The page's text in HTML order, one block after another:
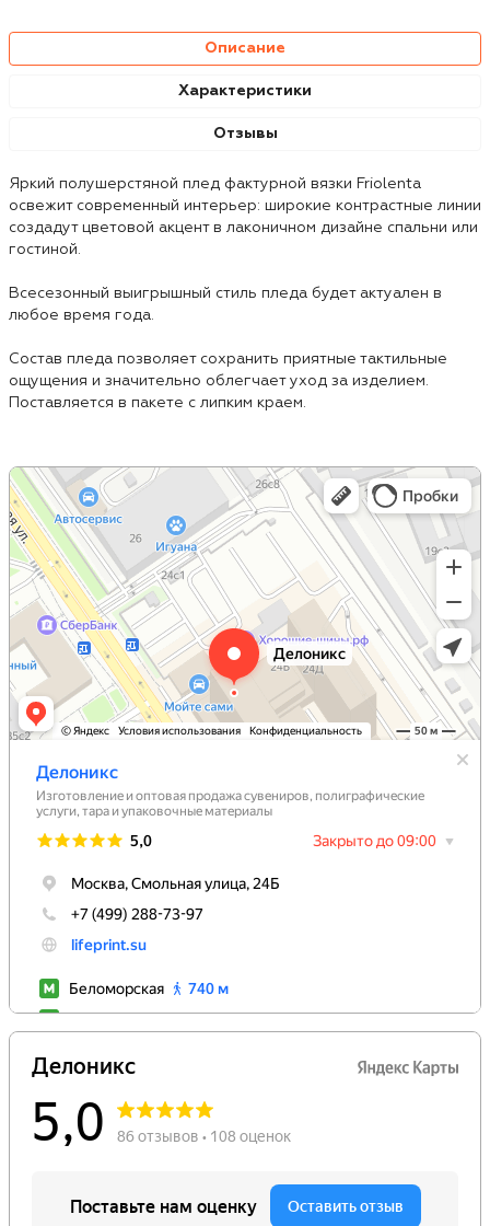
Описание
Характеристики
Отзывы
Яркий полушерстяной плед фактурной вязки Friolenta
освежит современный интерьер: широкие контрастные линии
создадут цветовой акцент в лаконичном дизайне спальни или
гостиной.
Всесезонный выигрышный стиль пледа будет актуален в
любое время года.
Состав пледа позволяет сохранить приятные тактильные
ощущения и значительно облегчает уход за изделием.
Поставляется в пакете с липким краем.